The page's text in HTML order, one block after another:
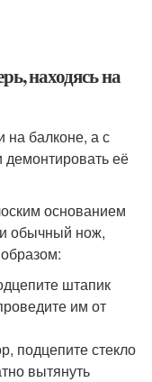
находясь на
на балконе, а с
демонтировать её
основанием
обычный нож,
штапик
им от
подцепите стекло
вытянуть